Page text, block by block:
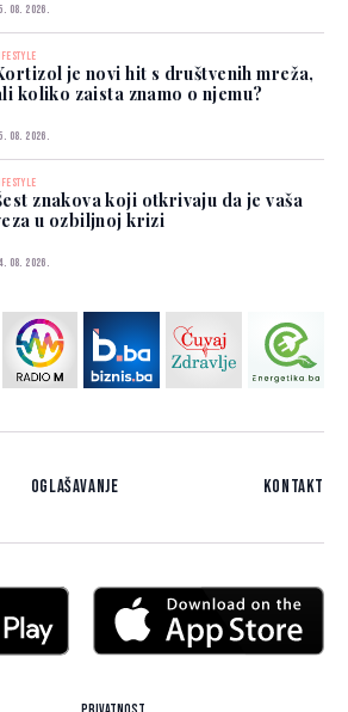
08. 2026.
je novi hit s društvenih mreža,
koliko zaista znamo o njemu?
08. 2026.
znakova koji otkrivaju da je vaša
u ozbiljnoj krizi
08. 2026.
Oglašavanje Kontakt